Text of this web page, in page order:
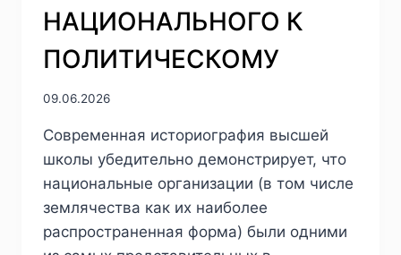
НАЦИОНАЛЬНОГО К
ПОЛИТИЧЕСКОМУ
09.06.2026
Современная историография высшей
школы убедительно демонстрирует, что
национальные организации (в том числе
землячества как их наиболее
распространенная форма) были одними